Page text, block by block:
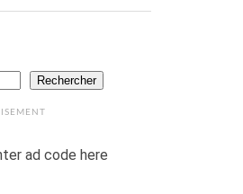
Rechercher
ad code here